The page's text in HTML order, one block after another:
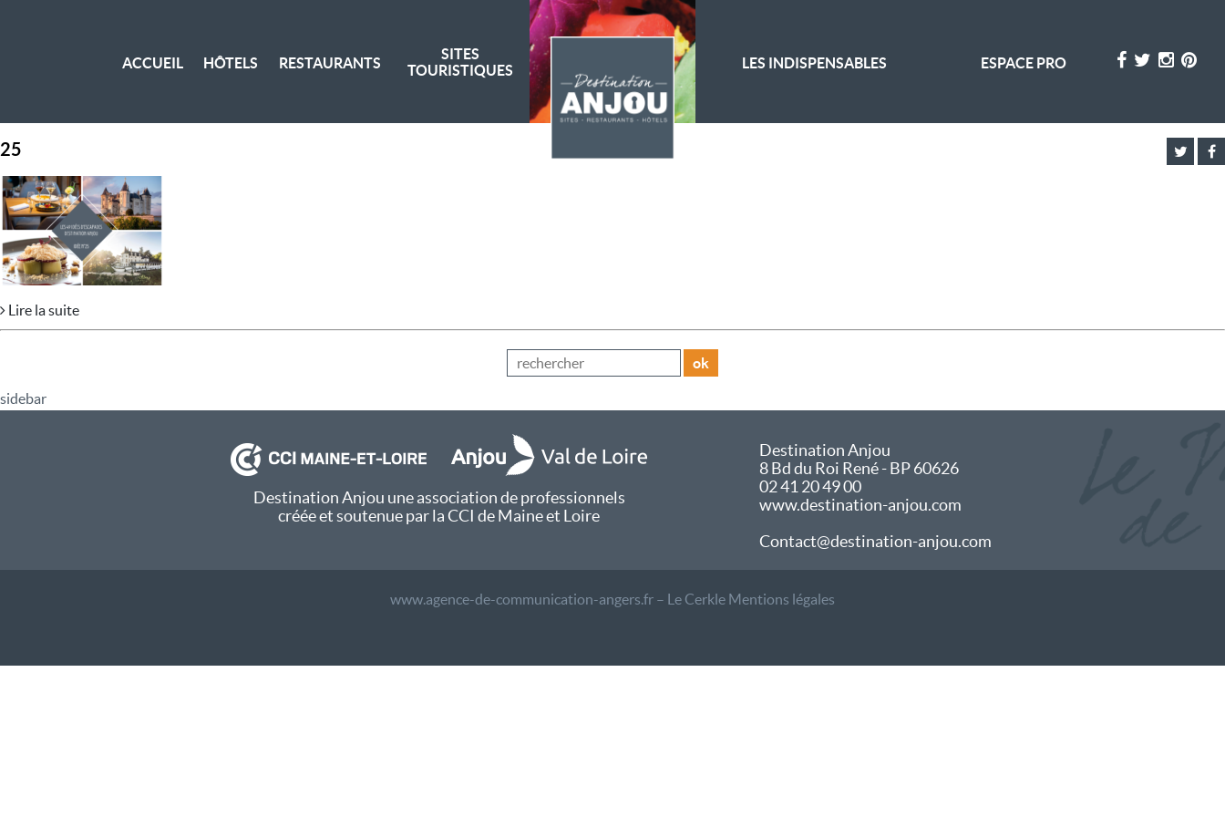
ACCUEIL HÔTELS RESTAURANTS
SITES
TOURISTIQUES
LES INDISPENSABLES ESPACE PRO
25
Lire la suite
ok
sidebar
Destination Anjou une association de professionnels
créée et soutenue par la CCI de Maine et Loire
Destination Anjou
8 Bd du Roi René - BP 60626
02 41 20 49 00
www.destination-anjou.com
Contact@destination-anjou.com
www.agence-de-communication-angers.fr – Le Cerkle Mentions légales